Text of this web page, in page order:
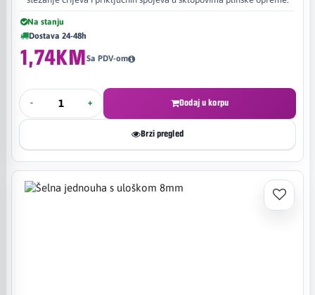
Na stanju
Dostava 24-48h
1,74KMSa PDV-om
- + Dodaj u korpu
Brzi pregled